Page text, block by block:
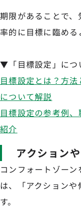
期限があることで
率的に目標に臨める
▼「目標設定」につ
目標設定とは？方
について解説
目標設定の参考例
紹介
アクション
コンフォートゾー
は、「アクション
す。